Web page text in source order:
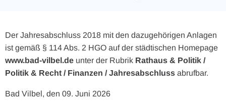
Der Jahresabschluss 2018 mit den dazugehörigen Anlagen
ist gemäß § 114 Abs. 2 HGO auf der städtischen Homepage
www.bad-vilbel.de unter der Rubrik Rathaus & Politik /
Politik & Recht / Finanzen / Jahresabschluss abrufbar.
Bad Vilbel, den 09. Juni 2026